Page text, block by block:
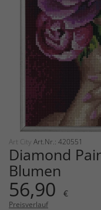
Art City Art.Nr.: 420551
Diamond
Blumen
56,90 €
Preisverlauf